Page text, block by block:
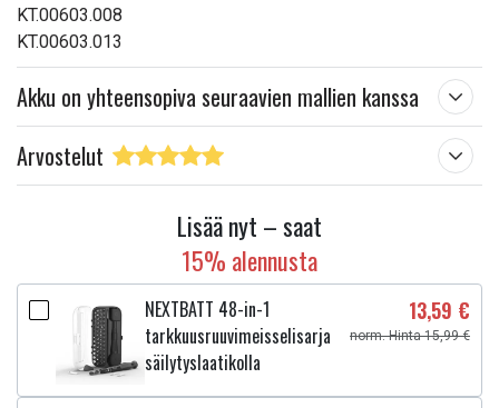
KT.00603.008
KT.00603.013
Akku on yhteensopiva seuraavien mallien kanssa
Arvostelut
Lisää nyt – saat
15% alennusta
NEXTBATT 48-in-1
tarkkuusruuvimeisselisarja
säilytyslaatikolla
13,59 €
norm. Hinta 15,99 €